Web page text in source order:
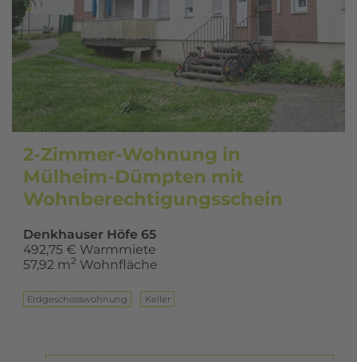
2-Zimmer-Wohnung in
Mülheim-Dümpten mit
Wohnberechtigungsschein
Denkhauser Höfe 65
492,75 € Warmmiete
57,92 m2 Wohnfläche
Erd­ge­schoss­woh­nung Keller